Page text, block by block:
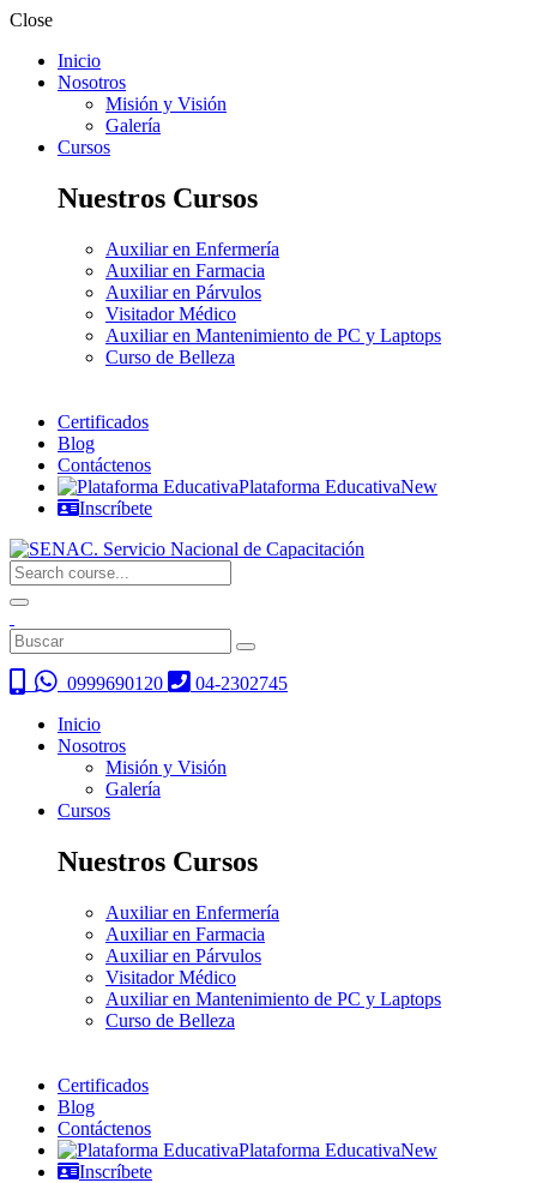
Close
Inicio
Nosotros
Misión y Visión
Galería
Cursos
Nuestros Cursos
Auxiliar en Enfermería
Auxiliar en Farmacia
Auxiliar en Párvulos
Visitador Médico
Auxiliar en Mantenimiento de PC y Laptops
Curso de Belleza
Certificados
Blog
Contáctenos
Plataforma EducativaNew
Inscríbete
0999690120
04-2302745
Inicio
Nosotros
Misión y Visión
Galería
Cursos
Nuestros Cursos
Auxiliar en Enfermería
Auxiliar en Farmacia
Auxiliar en Párvulos
Visitador Médico
Auxiliar en Mantenimiento de PC y Laptops
Curso de Belleza
Certificados
Blog
Contáctenos
Plataforma EducativaNew
Inscríbete